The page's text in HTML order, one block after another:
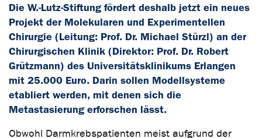
Die W.-Lutz-Stiftung fördert deshalb jetzt ein neues
Projekt der Molekularen und Experimentellen
Chirurgie (Leitung: Prof. Dr. Michael Stürzl) an der
Chirurgischen Klinik (Direktor: Prof. Dr. Robert
Grützmann) des Universitätsklinikums Erlangen
mit 25.000 Euro. Darin sollen Modellsysteme
etabliert werden, mit denen sich die
Metastasierung erforschen lässt.
Obwohl Darmkrebspatienten meist aufgrund der